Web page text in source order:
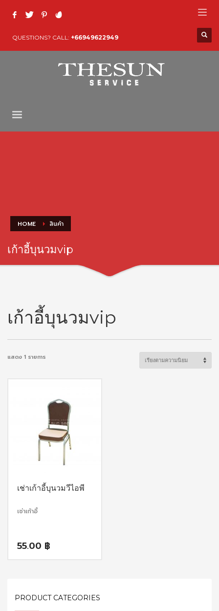
QUESTIONS? CALL: +66949622949
HOME สินค้า
เก้าอี้บุนวมvip
เก้าอี้บุนวมvip
แสดง 1 รายการ
เช่าเก้าอี้บุนวมวีไอพี
เช่าเก้าอี้
55.00 ฿
PRODUCT CATEGORIES